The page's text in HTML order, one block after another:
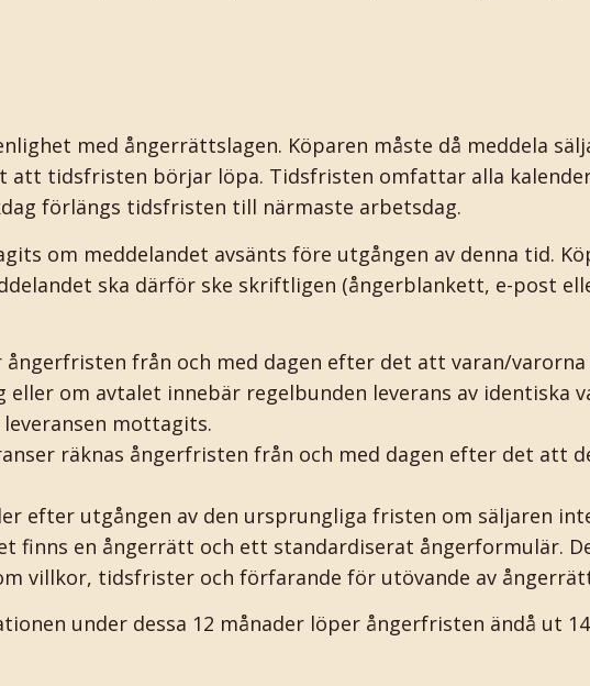
med ångerrättslagen. Köparen måste då meddela
att tidsfristen börjar löpa. Tidsfristen omfattar alla
förlängs tidsfristen till närmaste arbetsdag.
om meddelandet avsänts före utgången av denna tid.
ska därför ske skriftligen (ångerblankett, e-post
ångerfristen från och med dagen efter det att varan/
eller om avtalet innebär regelbunden leverans av identiska
mottagits.
räknas ångerfristen från och med dagen efter det att
efter utgången av den ursprungliga fristen om säljaren
finns en ångerrätt och ett standardiserat ångerformulär.
villkor, tidsfrister och förfarande för utövande av
under dessa 12 månader löper ångerfristen ändå ut